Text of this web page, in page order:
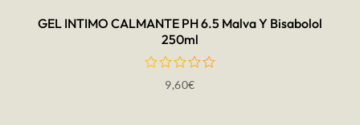
GEL INTIMO CALMANTE PH 6.5 Malva Y Bisabolol
250ml
9,60€